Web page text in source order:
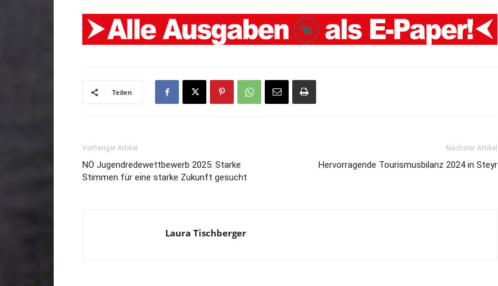
Teilen
Vorheriger Artikel
NÖ Jugendredewettbewerb 2025: Starke
Stimmen für eine starke Zukunft gesucht
Nächster Artikel
Hervorragende Tourismusbilanz 2024 in Steyr
Laura Tischberger